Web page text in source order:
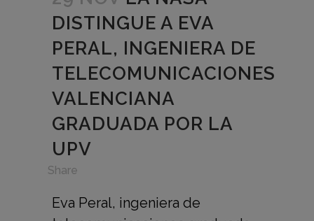
DISTINGUE A EVA
PERAL, INGENIERA DE
TELECOMUNICACIONES
VALENCIANA
GRADUADA POR LA
UPV
Share
Eva Peral, ingeniera de